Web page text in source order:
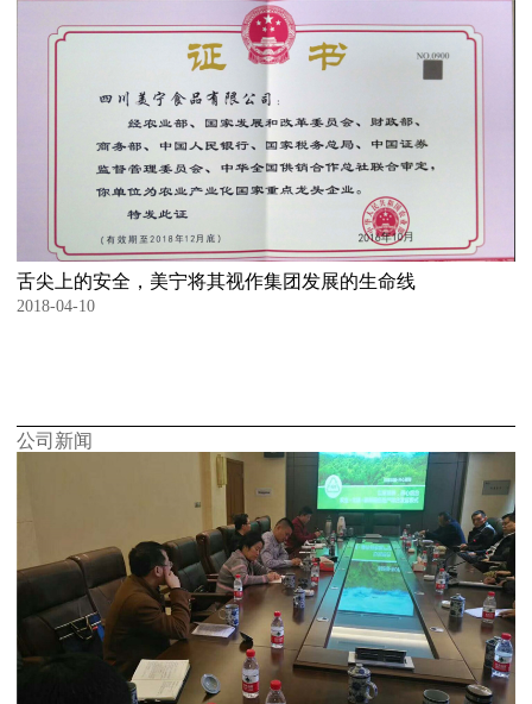
舌尖上的安全，美宁将其视作集团发展的生命线
2018-04-10
公司新闻